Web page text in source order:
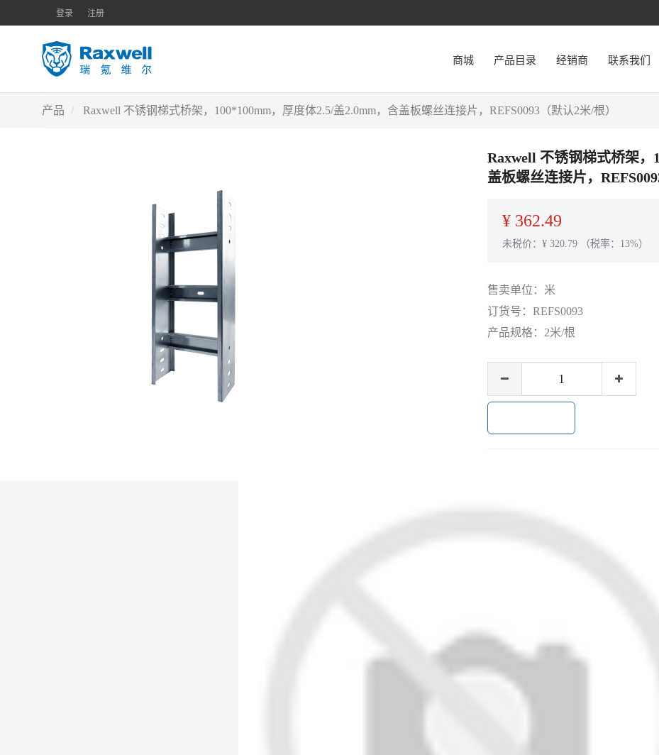
登录 注册
商城 产品目录 经销商 联系我们
产品 Raxwell 不锈钢梯式桥架，100*100mm，厚度体2.5/盖2.0mm，含盖板螺丝连接片，REFS0093（默认2米/根）
Raxwell 不锈钢梯式桥架，
盖板螺丝连接片，
¥ 362.49
未税价：¥ 320.79（税率：13%）
售卖单位： 米
订货号： REFS0093
产品规格： 2米/根